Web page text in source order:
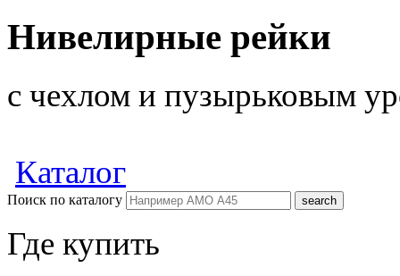
Нивелирные рейки
с чехлом и пузырьковым
Каталог
Поиск по каталогу
Где купить